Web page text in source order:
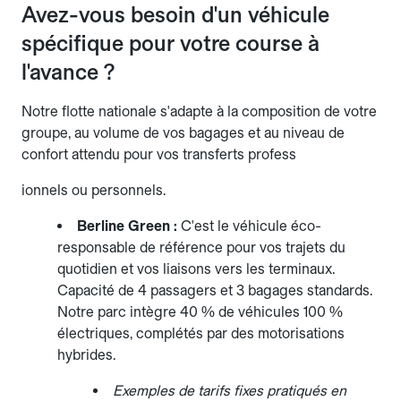
Avez-vous besoin d'un véhicule
spécifique pour votre course à
l'avance ?
Notre flotte nationale s'adapte à la composition de votre
groupe, au volume de vos bagages et au niveau de
confort attendu pour vos transferts profess
ionnels ou personnels.
Berline Green : C'est le véhicule éco-
responsable de référence pour vos trajets du
quotidien et vos liaisons vers les terminaux.
Capacité de 4 passagers et 3 bagages standards.
Notre parc intègre 40 % de véhicules 100 %
électriques, complétés par des motorisations
hybrides.
Exemples de tarifs fixes pratiqués en